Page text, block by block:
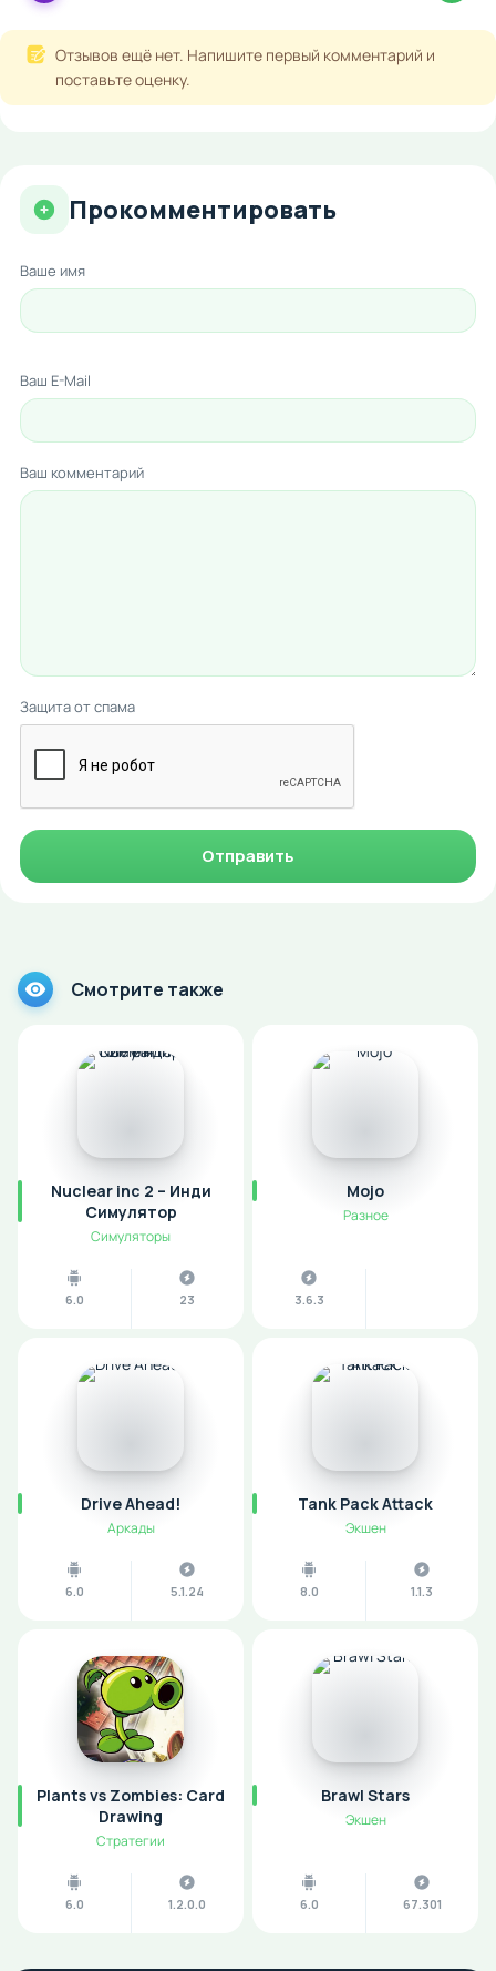
Отзывов ещё нет. Напишите первый комментарий и
поставьте оценку.
Прокомментировать
Ваше имя
Ваш E-Mail
Ваш комментарий
Защита от спама
Отправить
Смотрите также
Nuclear inc 2 – Инди
Симулятор
Симуляторы
6.0 23
Mojo
Разное
3.6.3
Drive Ahead!
Аркады
6.0 5.1.24
Tank Pack Attack
Экшен
8.0 1.1.3
Plants vs Zombies: Card
Drawing
Стратегии
6.0 1.2.0.0
Brawl Stars
Экшен
6.0 67.301